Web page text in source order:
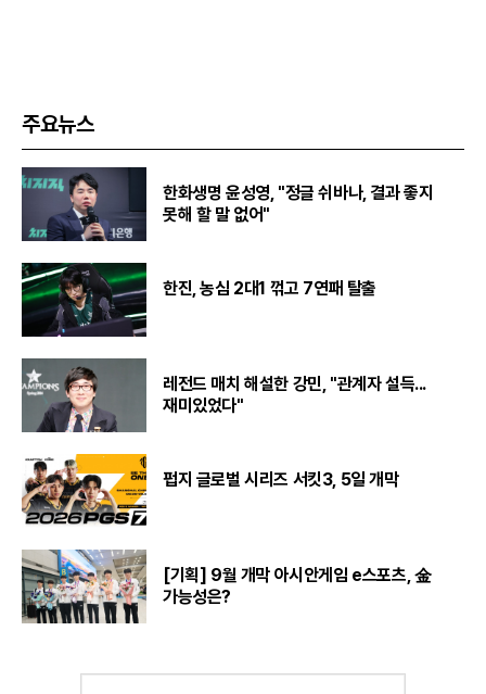
주요뉴스
한화생명 윤성영, "정글 쉬바나, 결과 좋지
못해 할 말 없어"
한진, 농심 2대1 꺾고 7연패 탈출
레전드 매치 해설한 강민, "관계자 설득...
재미있었다"
펍지 글로벌 시리즈 서킷3, 5일 개막
[기획] 9월 개막 아시안게임 e스포츠, 金
가능성은?